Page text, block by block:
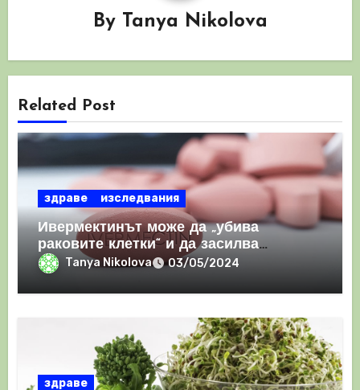
By Tanya Nikolova
Related Post
здраве изследвания
Ивермектинът може да „убива
раковите клетки“ и да засилва
имунния отговор
Tanya Nikolova 03/05/2024
здраве